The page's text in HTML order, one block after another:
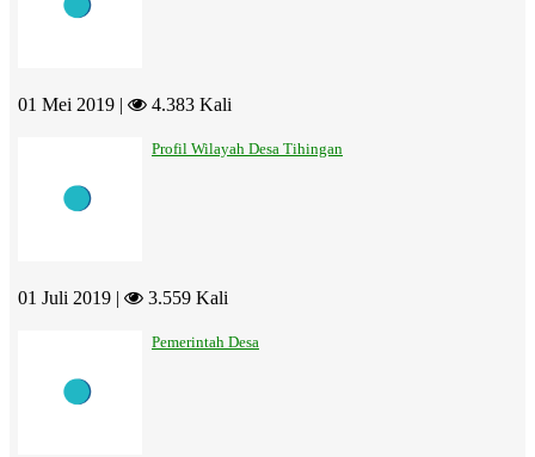
01 Mei 2019 | 4.383 Kali
Profil Wilayah Desa Tihingan
01 Juli 2019 | 3.559 Kali
Pemerintah Desa